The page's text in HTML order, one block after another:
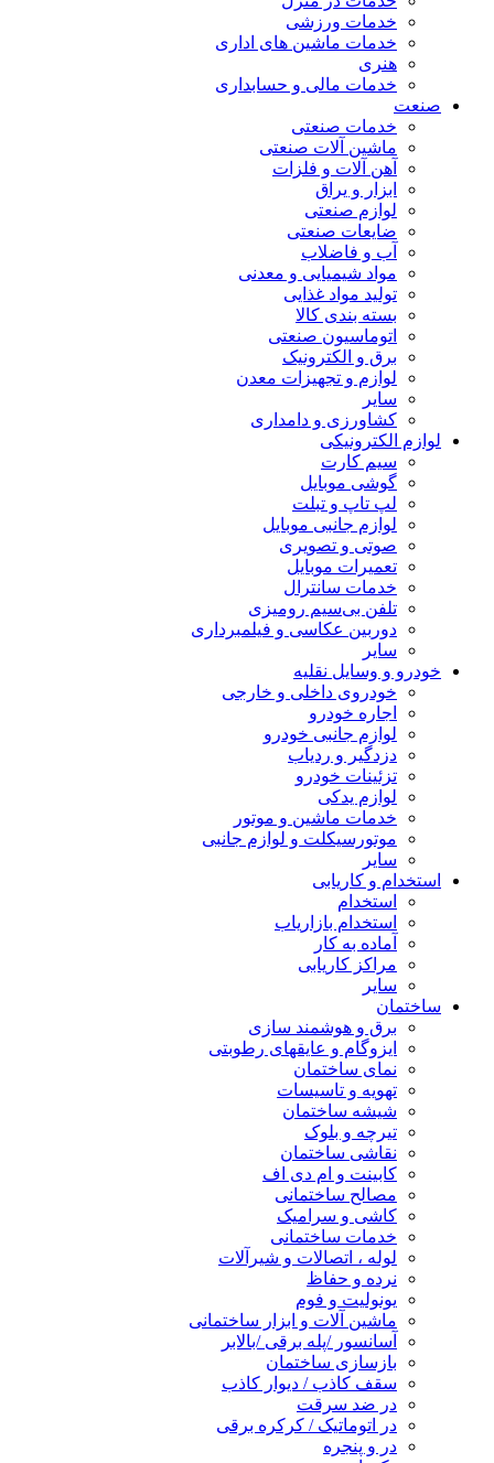
خدمات ورزشی
خدمات ماشین های اداری
هنری
خدمات مالی و حسابداری
صنعت
خدمات صنعتی
ماشین آلات صنعتی
آهن آلات و فلزات
ابزار و یراق
لوازم صنعتی
ضایعات صنعتی
آب و فاضلاب
مواد شیمیایی و معدنی
تولید مواد غذایی
بسته بندی کالا
اتوماسیون صنعتی
برق و الکترونیک
لوازم و تجهیزات معدن
سایر
کشاورزی و دامداری
لوازم الکترونیکی
سیم کارت
گوشی موبایل
لپ تاپ و تبلت
لوازم جانبی موبایل
صوتی و تصویری
تعمیرات موبایل
خدمات سانترال
تلفن بی‌سیم رومیزی
دوربین عکاسی و فیلمبرداری
سایر
خودرو و وسایل نقلیه
خودروی داخلی و خارجی
اجاره خودرو
لوازم جانبی خودرو
دزدگیر و ردیاب
تزئینات خودرو
لوازم یدکی
خدمات ماشین و موتور
موتورسیکلت و لوازم جانبی
سایر
استخدام و کاریابی
استخدام
استخدام بازاریاب
آماده به کار
مراکز کاریابی
سایر
ساختمان
برق و هوشمند سازی
ایزوگام و عایقهای رطوبتی
نمای ساختمان
تهویه و تاسیسات
شیشه ساختمان
تیرچه و بلوک
نقاشی ساختمان
کابینت و ام دی اف
مصالح ساختمانی
کاشی و سرامیک
خدمات ساختمانی
لوله ، اتصالات و شیرآلات
نرده و حفاظ
یونولیت و فوم
ماشین آلات و ابزار ساختمانی
آسانسور /پله برقی /بالابر
بازسازی ساختمان
سقف کاذب / دیوار کاذب
در ضد سرقت
در اتوماتیک / کرکره برقی
در و پنجره